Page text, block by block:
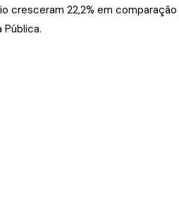
cresceram 22,2% em